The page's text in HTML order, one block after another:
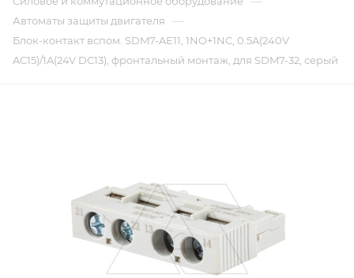
Автоматы защиты двигателя —
Блок-контакт вспом. SDM7-AE11, 1NO+1NC, 0.5A(240V
AC15)/1A(24V DC13), фронтальный монтаж, для SDM7-32, серый